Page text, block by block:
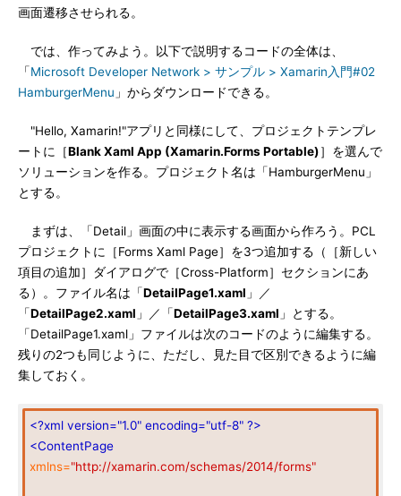
画面遷移させられる。
では、作ってみよう。以下で説明するコードの全体は、
「Microsoft Developer Network > サンプル > Xamarin入門#02
HamburgerMenu 」からダウンロードできる。
"Hello, Xamarin!"アプリと同様にして、プロジェクトテンプレ
ートに［Blank Xaml App (Xamarin.Forms Portable)］を選んで
ソリューションを作る。プロジェクト名は「HamburgerMenu」
とする。
まずは、「Detail」画面の中に表示する画面から作ろう。PCL
プロジェクトに［Forms Xaml Page］を3つ追加する（［新しい
項目の追加］ダイアログで［Cross-Platform］セクションにあ
る）。ファイル名は「DetailPage1.xaml 」／
「DetailPage2.xaml 」／「DetailPage3.xaml 」とする。
「DetailPage1.xaml」ファイルは次のコードのように編集する。
残りの2つも同じように、ただし、見た目で区別できるように編
集しておく。
<?xml version="1.0" encoding="utf-8" ?>
<ContentPage
xmlns="http://xamarin.com/schemas/2014/forms"